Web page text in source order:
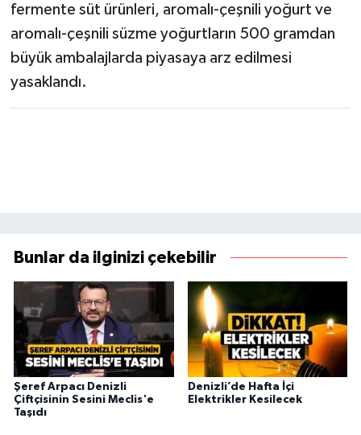
fermente süt ürünleri, aromalı-çeşnili yoğurt ve
aromalı-çeşnili süzme yoğurtların 500 gramdan
büyük ambalajlarda piyasaya arz edilmesi
yasaklandı.
Bunlar da ilginizi çekebilir
Şeref Arpacı Denizli
Çiftçisinin Sesini Meclis'e
Taşıdı
Denizli’de Hafta İçi
Elektrikler Kesilecek